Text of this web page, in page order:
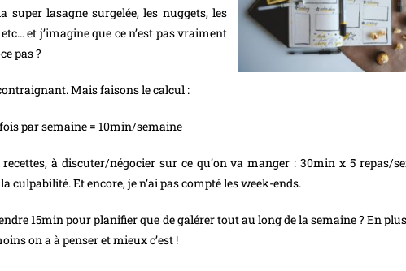
lasagne surgelée, les nuggets, les
et j’imagine que ce n’est pas vraiment
pas ?
Mais faisons le calcul :
par semaine = 10min/semaine
à discuter/négocier sur ce qu’on va manger : 30min x 5 repas/
culpabilité. Et encore, je n’ai pas compté les week-ends.
15min pour planifier que de galérer tout au long de la semaine ? En
on a à penser et mieux c’est !